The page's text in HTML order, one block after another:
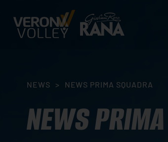
NEWS > NEWS PRIMA SQUADRA
NEWS